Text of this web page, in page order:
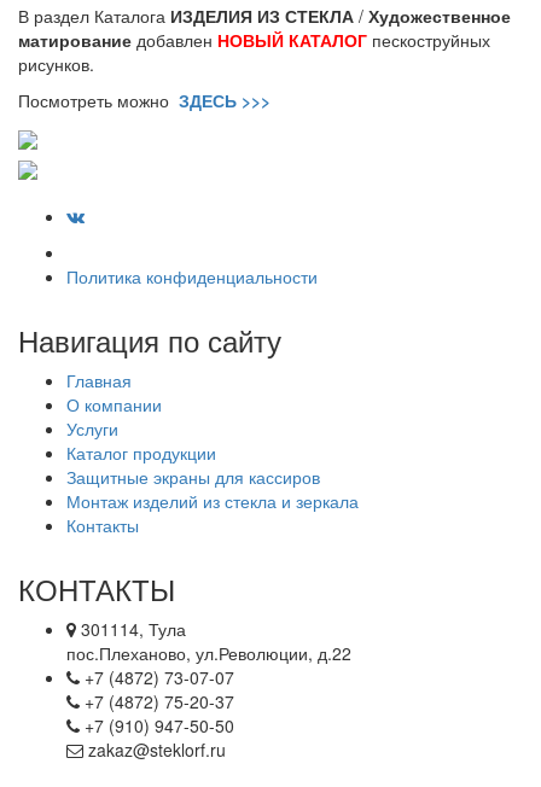
В раздел Каталога ИЗДЕЛИЯ ИЗ СТЕКЛА / Художественное
матирование добавлен НОВЫЙ КАТАЛОГ пескоструйных
рисунков.
Посмотреть можно ЗДЕСЬ >>>
Политика конфиденциальности
Навигация по сайту
Главная
О компании
Услуги
Каталог продукции
Защитные экраны для кассиров
Монтаж изделий из стекла и зеркала
Контакты
КОНТАКТЫ
301114, Тула
пос.Плеханово, ул.Революции, д.22
+7 (4872) 73-07-07
+7 (4872) 75-20-37
+7 (910) 947-50-50
zakaz@steklorf.ru